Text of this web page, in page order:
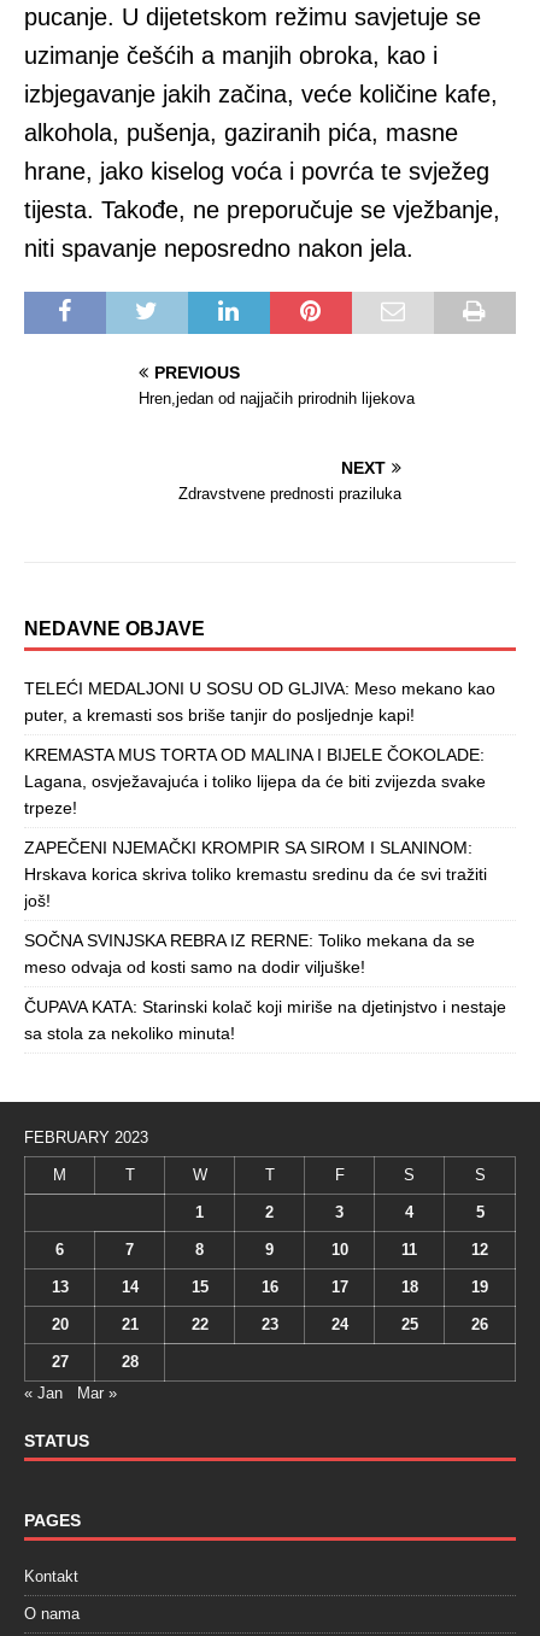
pucanje. U dijetetskom režimu savjetuje se
uzimanje češćih a manjih obroka, kao i
izbjegavanje jakih začina, veće količine kafe,
alkohola, pušenja, gaziranih pića, masne
hrane, jako kiselog voća i povrća te svježeg
tijesta. Takođe, ne preporučuje se vježbanje,
niti spavanje neposredno nakon jela.
PREVIOUS
Hren,jedan od najjačih prirodnih lijekova
NEXT
Zdravstvene prednosti praziluka
NEDAVNE OBJAVE
TELEĆI MEDALJONI U SOSU OD GLJIVA: Meso mekano kao
puter, a kremasti sos briše tanjir do posljednje kapi!
KREMASTA MUS TORTA OD MALINA I BIJELE ČOKOLADE:
Lagana, osvježavajuća i toliko lijepa da će biti zvijezda svake
trpeze!
ZAPEČENI NJEMAČKI KROMPIR SA SIROM I SLANINOM:
Hrskava korica skriva toliko kremastu sredinu da će svi tražiti
još!
SOČNA SVINJSKA REBRA IZ RERNE: Toliko mekana da se
meso odvaja od kosti samo na dodir viljuške!
ČUPAVA KATA: Starinski kolač koji miriše na djetinjstvo i nestaje
sa stola za nekoliko minuta!
FEBRUARY 2023
M T W T F S S
1 2 3 4 5
6 7 8 9 10 11 12
13 14 15 16 17 18 19
20 21 22 23 24 25 26
27
28
« Jan
Mar »
STATUS
PAGES
Kontakt
O nama